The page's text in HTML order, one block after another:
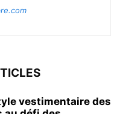
vestimentaire des